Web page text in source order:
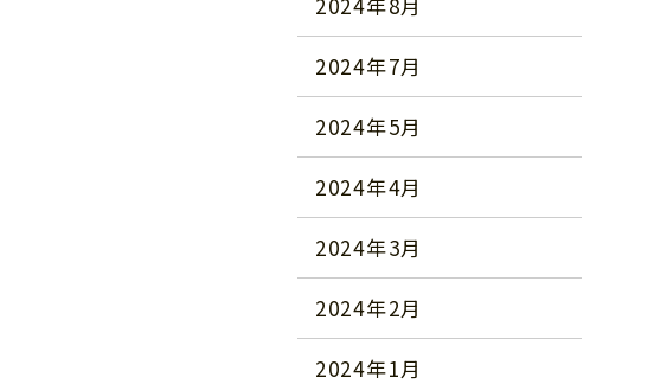
2024年7月
2024年5月
2024年4月
2024年3月
2024年2月
2024年1月